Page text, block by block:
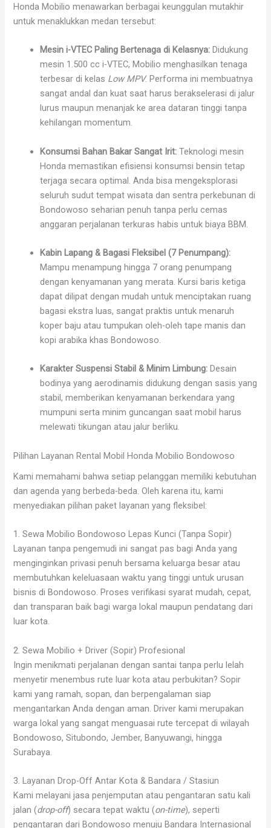
Honda Mobilio menawarkan berbagai keunggulan mutakhir
untuk menaklukkan medan tersebut:
Mesin i-VTEC Paling Bertenaga di Kelasnya: Didukung
mesin 1.500 cc i-VTEC, Mobilio menghasilkan tenaga
terbesar di kelas Low MPV. Performa ini membuatnya
sangat andal dan kuat saat harus berakselerasi di jalur
lurus maupun menanjak ke area dataran tinggi tanpa
kehilangan momentum.
Konsumsi Bahan Bakar Sangat Irit: Teknologi mesin
Honda memastikan efisiensi konsumsi bensin tetap
terjaga secara optimal. Anda bisa mengeksplorasi
seluruh sudut tempat wisata dan sentra perkebunan di
Bondowoso seharian penuh tanpa perlu cemas
anggaran perjalanan terkuras habis untuk biaya BBM.
Kabin Lapang & Bagasi Fleksibel (7 Penumpang):
Mampu menampung hingga 7 orang penumpang
dengan kenyamanan yang merata. Kursi baris ketiga
dapat dilipat dengan mudah untuk menciptakan ruang
bagasi ekstra luas, sangat praktis untuk menaruh
koper baju atau tumpukan oleh-oleh tape manis dan
kopi arabika khas Bondowoso.
Karakter Suspensi Stabil & Minim Limbung: Desain
bodinya yang aerodinamis didukung dengan sasis yang
stabil, memberikan kenyamanan berkendara yang
mumpuni serta minim guncangan saat mobil harus
melewati tikungan atau jalur berliku.
Pilihan Layanan Rental Mobil Honda Mobilio Bondowoso
Kami memahami bahwa setiap pelanggan memiliki kebutuhan
dan agenda yang berbeda-beda. Oleh karena itu, kami
menyediakan pilihan paket layanan yang fleksibel:
1. Sewa Mobilio Bondowoso Lepas Kunci (Tanpa Sopir)
Layanan tanpa pengemudi ini sangat pas bagi Anda yang
menginginkan privasi penuh bersama keluarga besar atau
membutuhkan keleluasaan waktu yang tinggi untuk urusan
bisnis di Bondowoso. Proses verifikasi syarat mudah, cepat,
dan transparan baik bagi warga lokal maupun pendatang dari
luar kota.
2. Sewa Mobilio + Driver (Sopir) Profesional
Ingin menikmati perjalanan dengan santai tanpa perlu lelah
menyetir menembus rute luar kota atau perbukitan? Sopir
kami yang ramah, sopan, dan berpengalaman siap
mengantarkan Anda dengan aman. Driver kami merupakan
warga lokal yang sangat menguasai rute tercepat di wilayah
Bondowoso, Situbondo, Jember, Banyuwangi, hingga
Surabaya.
3. Layanan Drop-Off Antar Kota & Bandara / Stasiun
Kami melayani jasa penjemputan atau pengantaran satu kali
jalan (drop-off) secara tepat waktu (on-time), seperti
pengantaran dari Bondowoso menuju Bandara Internasional